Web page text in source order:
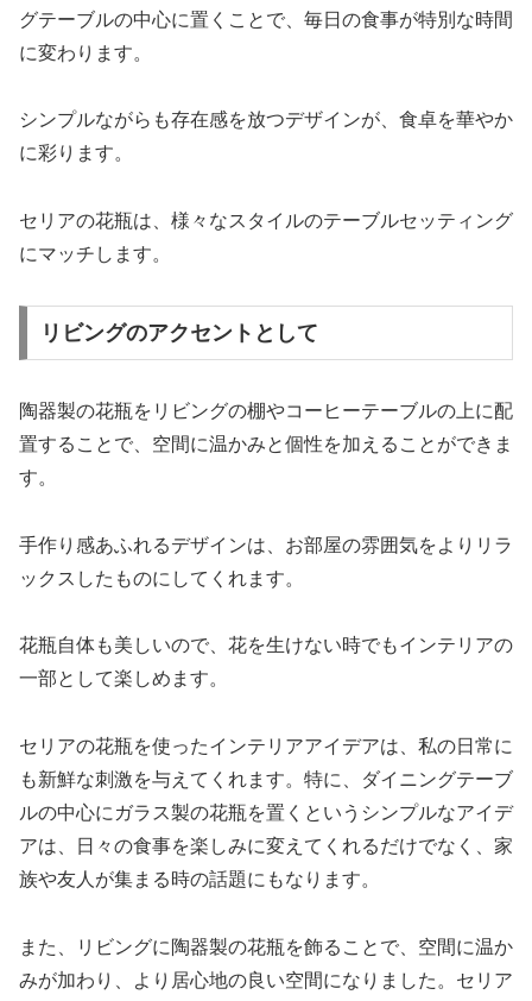
グテーブルの中心に置くことで、毎日の食事が特別な時間
に変わります。
シンプルながらも存在感を放つデザインが、食卓を華やか
に彩ります。
セリアの花瓶は、様々なスタイルのテーブルセッティング
にマッチします。
リビングのアクセントとして
陶器製の花瓶をリビングの棚やコーヒーテーブルの上に配
置することで、空間に温かみと個性を加えることができま
す。
手作り感あふれるデザインは、お部屋の雰囲気をよりリラ
ックスしたものにしてくれます。
花瓶自体も美しいので、花を生けない時でもインテリアの
一部として楽しめます。
セリアの花瓶を使ったインテリアアイデアは、私の日常に
も新鮮な刺激を与えてくれます。特に、ダイニングテーブ
ルの中心にガラス製の花瓶を置くというシンプルなアイデ
アは、日々の食事を楽しみに変えてくれるだけでなく、家
族や友人が集まる時の話題にもなります。
また、リビングに陶器製の花瓶を飾ることで、空間に温か
みが加わり、より居心地の良い空間になりました。セリア